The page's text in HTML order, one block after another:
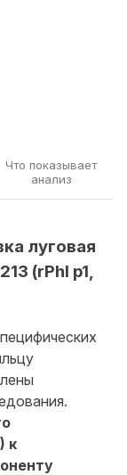
Что показывает
анализ
луговая
(rPhl p1,
к